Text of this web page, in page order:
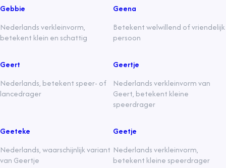
Gebbie
Nederlands verkleinvorm,
betekent klein en schattig
Geena
Betekent welwillend of vriendelijk
persoon
Geert
Nederlands, betekent speer- of
lancedrager
Geertje
Nederlands verkleinvorm van
Geert, betekent kleine
speerdrager
Geeteke
Nederlands, waarschijnlijk variant
van Geertje
Geetje
Nederlands verkleinvorm,
betekent kleine speerdrager